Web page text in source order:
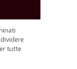
tutte